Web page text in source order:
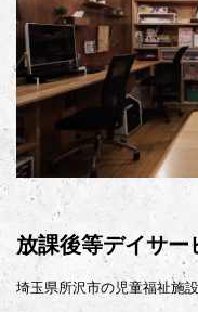
放課後等デイサー
埼玉県所沢市の児童福祉施